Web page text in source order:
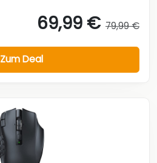
69,99 € 79,99 €
Zum Deal